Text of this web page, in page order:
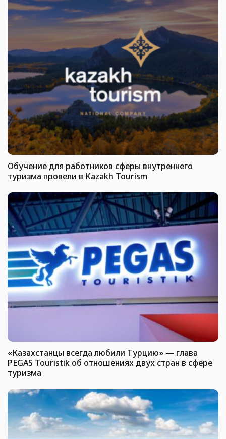
Обучение для работников сферы внутреннего
туризма провели в Kazakh Tourism
«Казахстанцы всегда любили Турцию» — глава
PEGAS Touristik об отношениях двух стран в сфере
туризма